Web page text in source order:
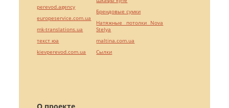
perevod.agency
europeservice.com.ua
mk-translations.ua
текст юа
kievperevod.com.ua
Брендовые сумки
Натяжные потолки Nova
Stelya
maltina.com.ua
Cылки